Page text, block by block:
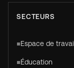
SECTEURS
Espace de
Éducation